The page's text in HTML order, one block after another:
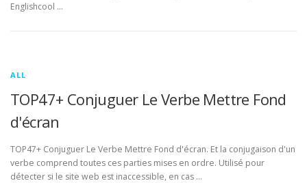
Englishcool …
ALL
TOP47+ Conjuguer Le Verbe Mettre Fond
d'écran
TOP47+ Conjuguer Le Verbe Mettre Fond d'écran. Et la conjugaison d'un
verbe comprend toutes ces parties mises en ordre. Utilisé pour
détecter si le site web est inaccessible, en cas …